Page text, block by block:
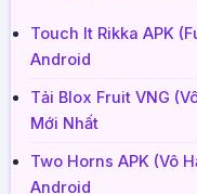
Touch It Rikka APK
Android
Tải Blox Fruit VNG
Mới Nhất
Two Horns APK (Vô
Android